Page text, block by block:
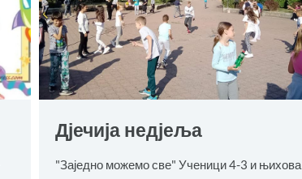
Дјечија недјеља
"Заједно можемо све" Ученици 4-3 и њихова